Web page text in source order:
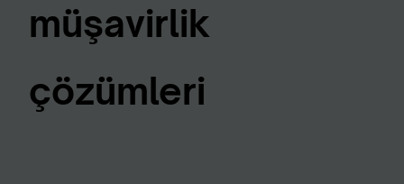
müşavirlik
çözümleri